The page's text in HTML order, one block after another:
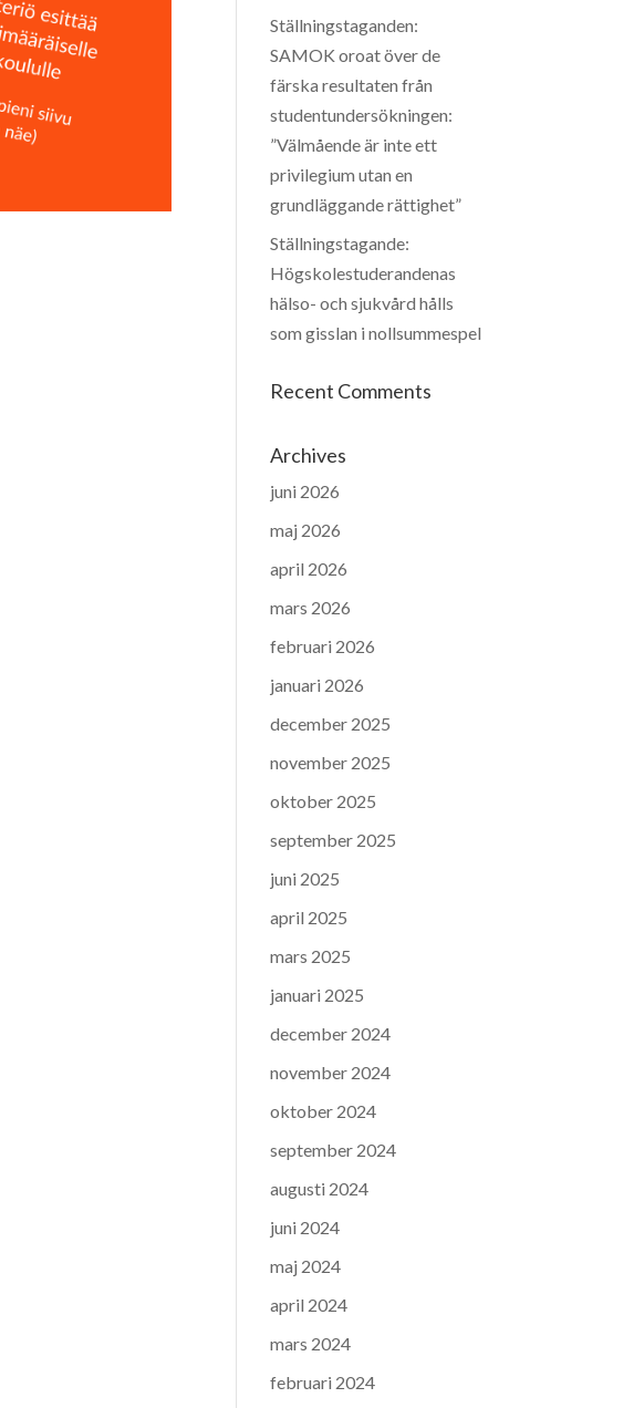
Ställningstaganden:
SAMOK oroat över de
färska resultaten från
studentundersökningen:
”Välmående är inte ett
privilegium utan en
grundläggande rättighet”
Ställningstagande:
Högskolestuderandenas
hälso- och sjukvård hålls
som gisslan i nollsummespel
Recent Comments
Archives
juni 2026
maj 2026
april 2026
mars 2026
februari 2026
januari 2026
december 2025
november 2025
oktober 2025
september 2025
juni 2025
april 2025
mars 2025
januari 2025
december 2024
november 2024
oktober 2024
september 2024
augusti 2024
juni 2024
maj 2024
april 2024
mars 2024
februari 2024